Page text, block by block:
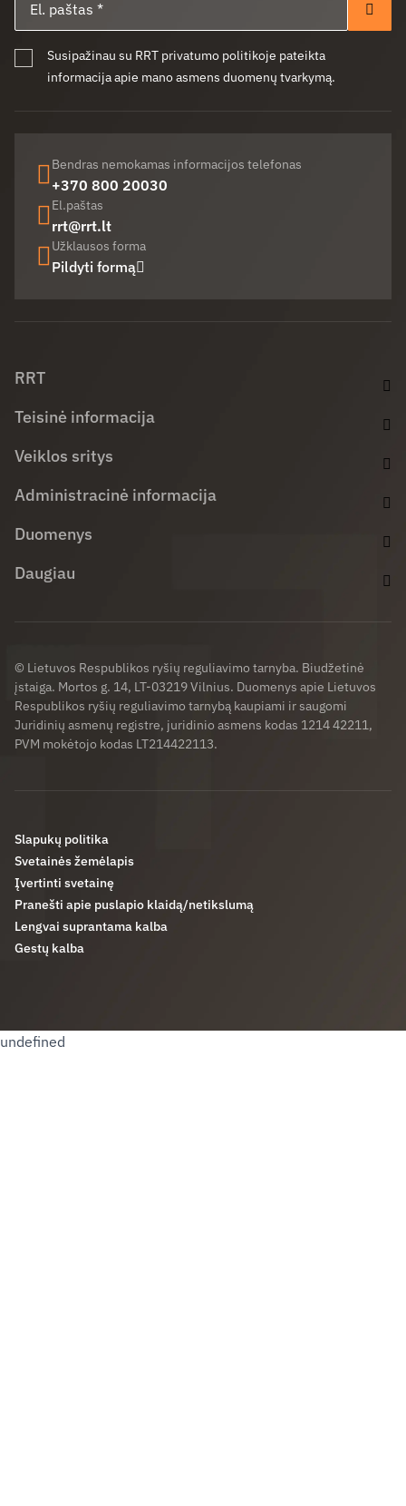
Susipažinau su RRT privatumo politikoje pateikta
informacija apie mano asmens duomenų tvarkymą.
Bendras nemokamas informacijos telefonas
+370 800 20030
El.paštas
rrt@rrt.lt
Užklausos forma
Pildyti formą
RRT
Teisinė informacija
Veiklos sritys
Administracinė informacija
Duomenys
Daugiau
© Lietuvos Respublikos ryšių reguliavimo tarnyba. Biudžetinė
įstaiga. Mortos g. 14, LT-03219 Vilnius. Duomenys apie Lietuvos
Respublikos ryšių reguliavimo tarnybą kaupiami ir saugomi
Juridinių asmenų registre, juridinio asmens kodas 1214 42211,
PVM mokėtojo kodas LT214422113.
Slapukų politika
Svetainės žemėlapis
Įvertinti svetainę
Pranešti apie puslapio klaidą/netikslumą
Lengvai suprantama kalba
Gestų kalba
undefined